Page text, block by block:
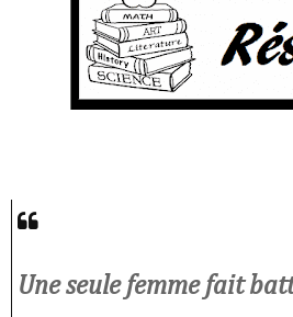
Une seule femme fait